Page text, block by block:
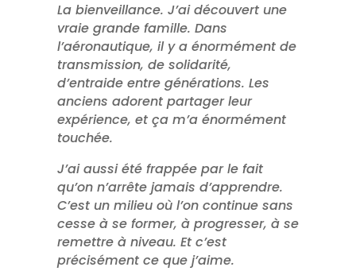
La bienveillance. J’ai découvert une
vraie grande famille. Dans
l’aéronautique, il y a énormément de
transmission, de solidarité,
d’entraide entre générations. Les
anciens adorent partager leur
expérience, et ça m’a énormément
touchée.
J’ai aussi été frappée par le fait
qu’on n’arrête jamais d’apprendre.
C’est un milieu où l’on continue sans
cesse à se former, à progresser, à se
remettre à niveau. Et c’est
précisément ce que j’aime.